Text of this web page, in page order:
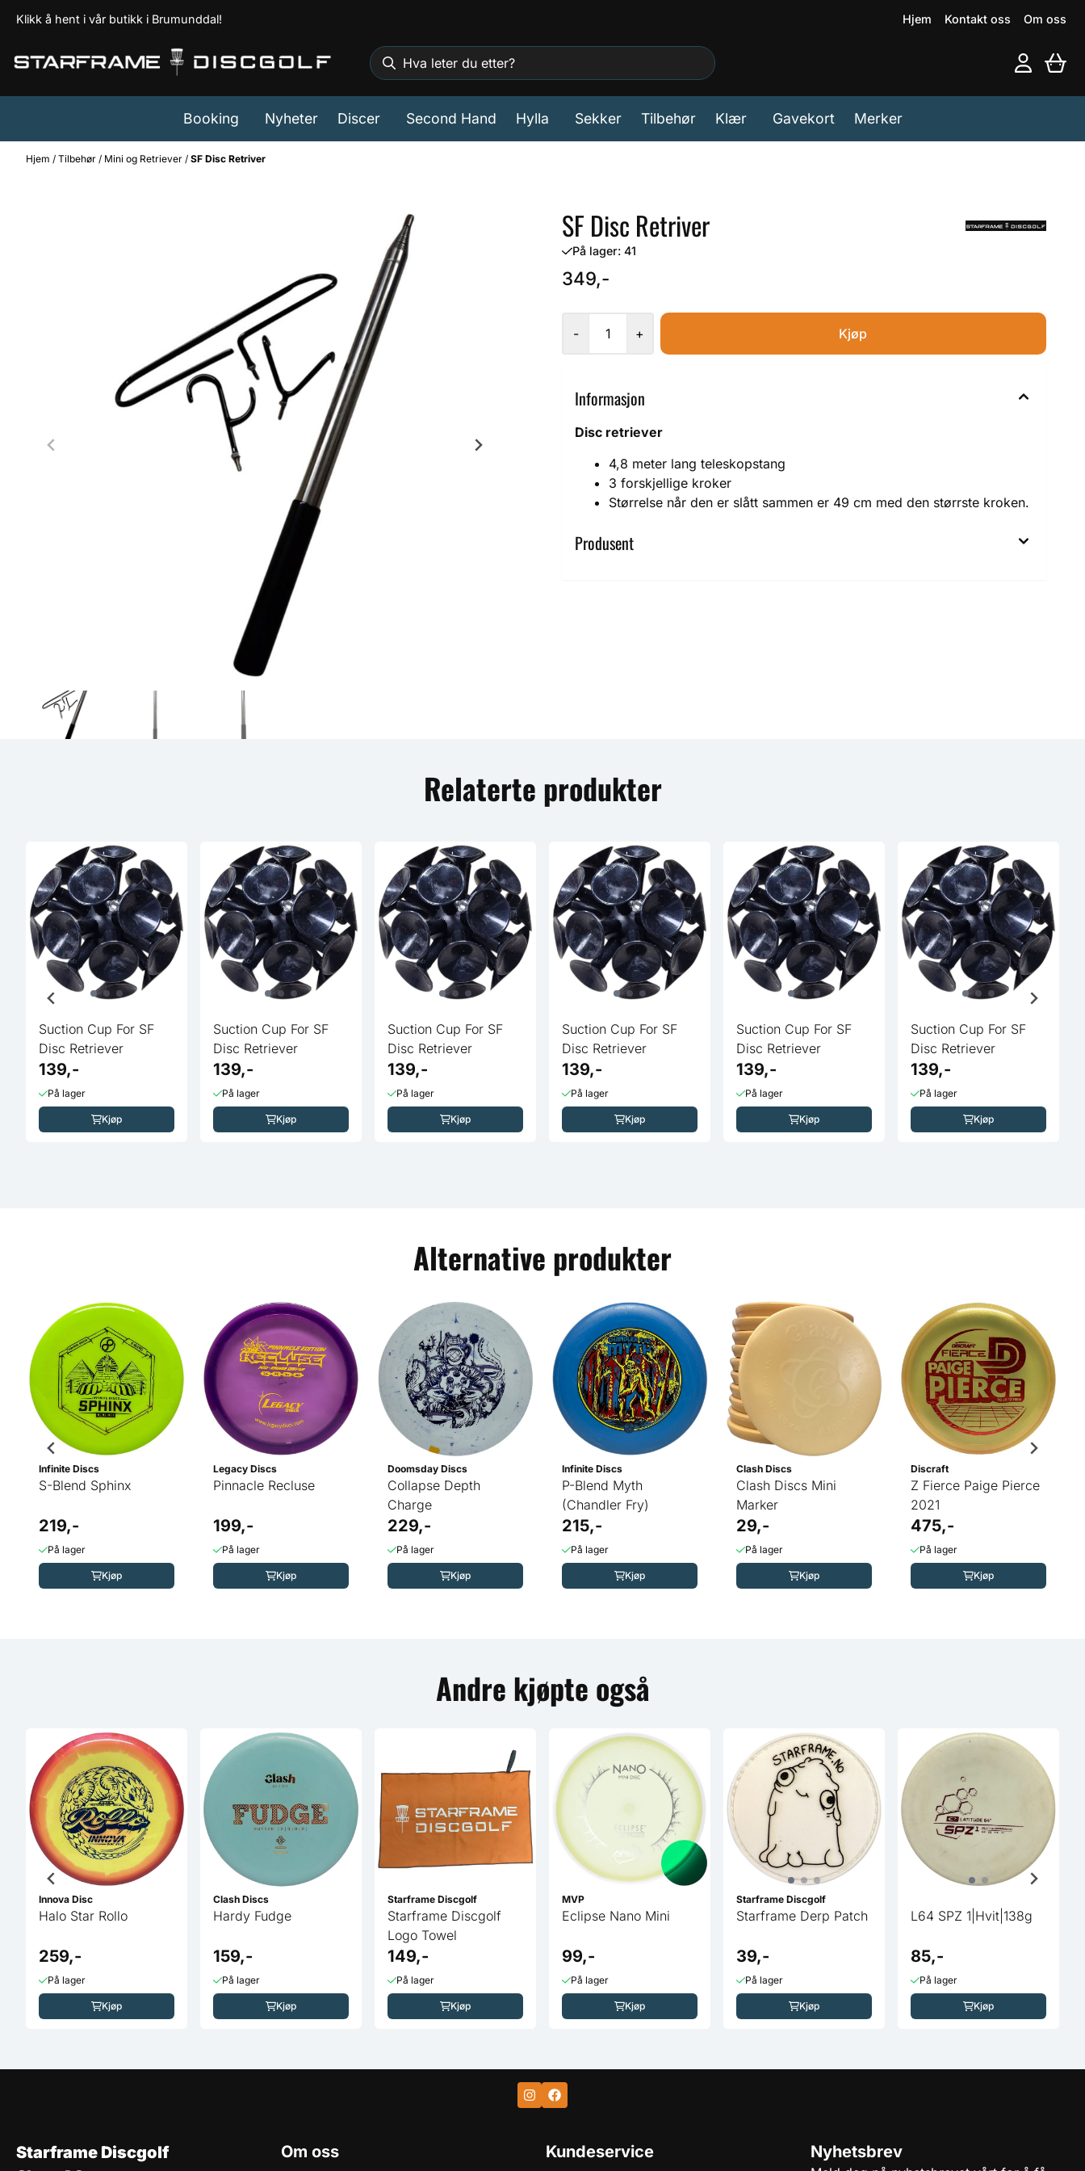
Hopp til innhold
Klikk å hent i vår butikk i Brumunddal! Hjem Kontakt oss Om oss
Booking Nyheter Discer Second Hand Hylla Sekker Tilbehør Klær Gavekort Merker
Hjem / Tilbehør / Mini og Retriever / SF Disc Retriver
SF Disc Retriver
På lager: 41
349,-
- +
Informasjon
Disc retriever
4,8 meter lang teleskopstang
3 forskjellige kroker
Størrelse når den er slått sammen er 49 cm med den størrste kroken.
Produsent
Relaterte produkter
Suction Cup For SF
Disc Retriever
139,-
På lager
Kjøp
Suction Cup For SF
Disc Retriever
139,-
På lager
Kjøp
Suction Cup For SF
Disc Retriever
139,-
På lager
Kjøp
Suction Cup For SF
Disc Retriever
139,-
På lager
Kjøp
Suction Cup For SF
Disc Retriever
139,-
På lager
Kjøp
Suction Cup For SF
Disc Retriever
139,-
På lager
Kjøp
Alternative produkter
Infinite Discs
S-Blend Sphinx
219,-
På lager
Kjøp
Legacy Discs
Pinnacle Recluse
199,-
På lager
Kjøp
Doomsday Discs
Collapse Depth
Charge
229,-
På lager
Kjøp
Infinite Discs
P-Blend Myth
(Chandler Fry)
215,-
På lager
Kjøp
Clash Discs
Clash Discs Mini
Marker
29,-
På lager
Kjøp
Discraft
Z Fierce Paige Pierce
2021
475,-
På lager
Kjøp
Andre kjøpte også
Innova Disc
Halo Star Rollo
259,-
På lager
Kjøp
Clash Discs
Hardy Fudge
159,-
På lager
Kjøp
Starframe Discgolf
Starframe Discgolf
Logo Towel
149,-
På lager
Kjøp
MVP
Eclipse Nano Mini
99,-
På lager
Kjøp
Starframe Discgolf
Starframe Derp Patch
39,-
På lager
Kjøp
L64 SPZ 1|Hvit|138g
85,-
På lager
Kjøp
Starframe Discgolf
Om oss Kundeservice Nyhetsbrev